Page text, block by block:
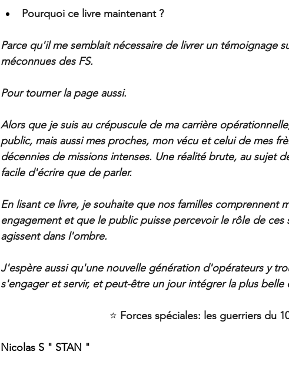
Pourquoi ce livre maintenant ?
Parce qu'il me semblait nécessaire de livrer un témoignage
méconnues des FS.
Pour tourner la page aussi.
Alors que je suis au crépuscule de ma carrière
public, mais aussi mes proches, mon vécu et celui de mes
décennies de missions intenses. Une réalité brute, au sujet
facile d'écrire que de parler.
En lisant ce livre, je souhaite que nos familles comprennent
engagement et que le public puisse percevoir le rôle de
agissent dans l'ombre.
J'espère aussi qu'une nouvelle génération d'opérateurs y
s'engager et servir, et peut-être un jour intégrer la plus belle
⭐ Forces spéciales: les guerriers du
Nicolas S " STAN "